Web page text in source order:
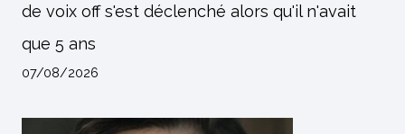
de voix off s'est déclenché alors qu'il n'avait
que 5 ans
07/08/2026